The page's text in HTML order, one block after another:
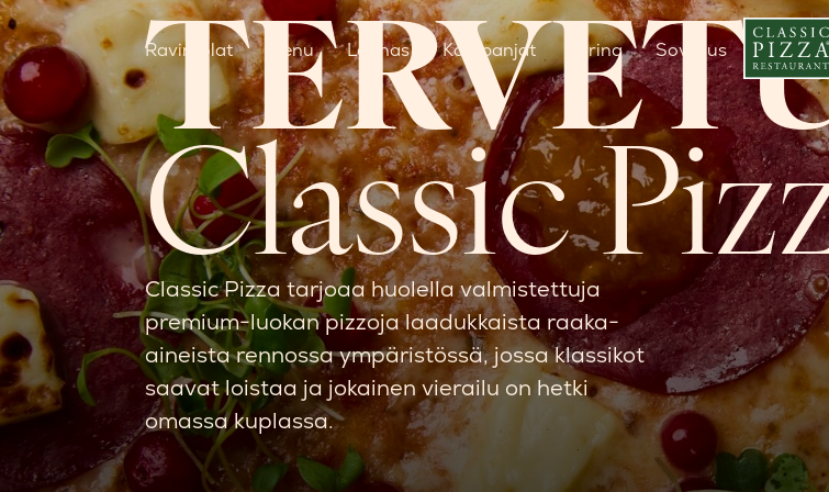
Ravintolat Menu Lounas Kampanjat Tarina Sovellus
Classic
Classic Pizza tarjoaa huolella valmistettuja
premium-luokan pizzoja laadukkaista raaka-
aineista rennossa ympäristössä, jossa klassikot
saavat loistaa ja jokainen vierailu on hetki
omassa kuplassa.